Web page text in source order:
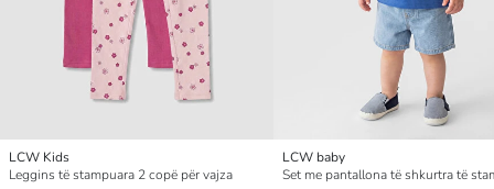
LCW Kids
Leggins të stampuara 2 copë për vajza
LCW baby